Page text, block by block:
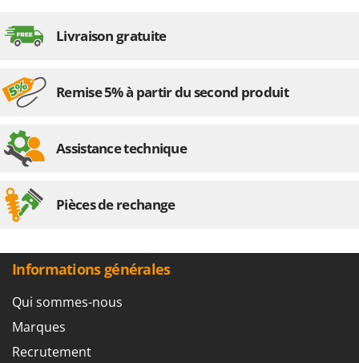
Spice Electronics
Spring Protezione
Spyro
Stiga
Sunseeker
TecnoGen
Tenco
Livraison gratuite
Remise 5% à partir du second produit
Assistance technique
Pièces de rechange
Informations générales
Qui sommes-nous
Marques
Recrutement